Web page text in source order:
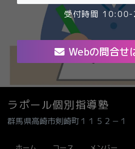
受付時間
Webの問合せ
ラポール個別指導塾
群馬県高崎市剣崎町１１５２－１